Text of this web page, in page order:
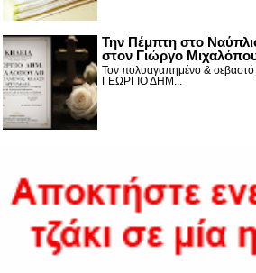
Την Πέμπτη στο
στον Γιώργο
Τον πολυαγαπημένο &
ΓΕΩΡΓΙΟ ΔΗΜ...